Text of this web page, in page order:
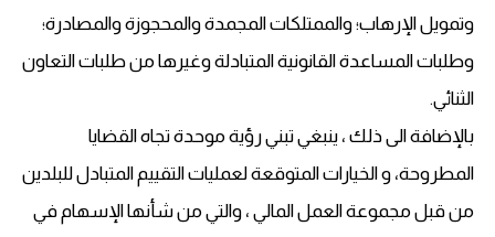
وتمويل الإرهاب؛ والممتلكات المجمدة والمحجوزة والمصادرة؛
وطلبات المساعدة القانونية المتبادلة وغيرها من طلبات التعاون
الثنائي.
بالإضافة الى ذلك ، ينبغي تبني رؤية موحدة تجاه القضايا
المطروحة، و الخيارات المتوقعة لعمليات التقييم المتبادل للبلدين
من قبل مجموعة العمل المالي ، والتي من شأنها الإسهام في